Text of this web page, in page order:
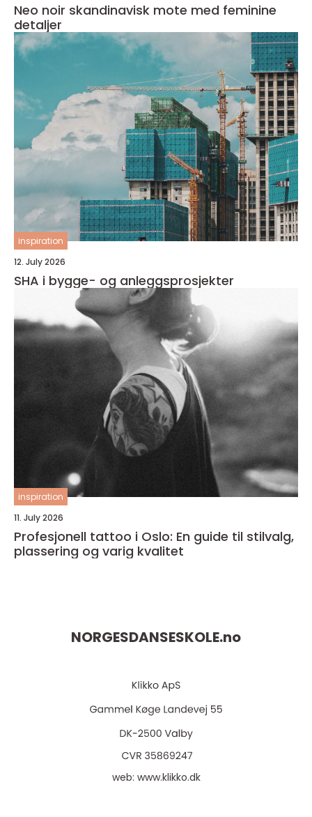
Neo noir skandinavisk mote med feminine
detaljer
inspiration
12. July 2026
SHA i bygge- og anleggsprosjekter
inspiration
11. July 2026
Profesjonell tattoo i Oslo: En guide til stilvalg,
plassering og varig kvalitet
NORGESDANSESKOLE.no
web: www.klikko.dk